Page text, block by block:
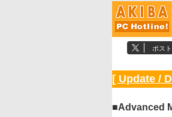
ポスト
[ Update /
■Advanced